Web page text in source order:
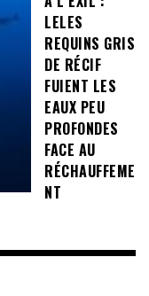
LELES
REQUINS GRIS
DE RÉCIF
FUIENT LES
EAUX PEU
PROFONDES
FACE AU
RÉCHAUFFEME
NT